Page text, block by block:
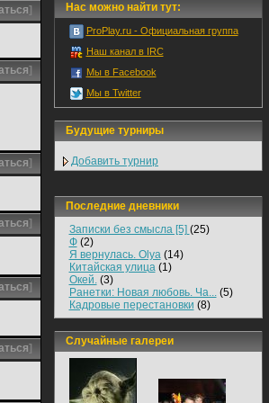
]
]
]
]
]
]
Нас можно найти тут:
ProPlay.ru - Официальная группа
Наш канал в IRC
Мы в Facebook
Мы в Twitter
Будущие турниры
Добавить турнир
Последние дневники
Записки без смысла [5] (25)
Ф(2)
Я вернулась. Olya(14)
Китайская улица(1)
Окей.(3)
Ранетки: Новая любовь. Ча...(5)
Кадровые перестановки (8)
Случайные галереи